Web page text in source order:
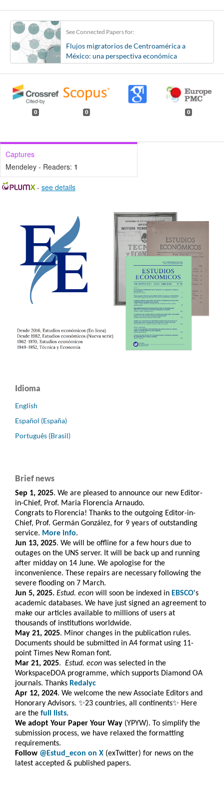
See Connected Papers for:
Flujos migratorios de Centroamérica a
México: una perspectiva económica
0 0 0
Captures
Mendeley - Readers: 1
- see details
Idioma
English
Español (España)
Português (Brasil)
Brief news
Sep 1, 2025. We are pleased to announce our new Editor-
in-Chief, Prof. Maria Florencia Arnaudo.
Congrats to Florencia! Thanks to the outgoing Editor-in-
Chief, Prof. Germán González, for 9 years of outstanding
service. More info.
Jun 13, 2025. We will be offline for a few hours due to
outages on the UNS server. It will be back up and running
after midday on 14 June. We apologise for the
inconvenience. These repairs are necessary following the
severe flooding on 7 March.
Jun 5, 2025. Estud. econ will soon be indexed in EBSCO's
academic databases. We have just signed an agreement to
make our articles available to millions of users at
thousands of institutions worldwide.
May 21, 2025. Minor changes in the publication rules.
Documents should be submitted in A4 format using 11-
point Times New Roman font.
Mar 21, 2025. Estud. econ was selected in the
WorkspaceDOA programme, which supports Diamond OA
journals. Thanks Redalyc
Apr 12, 2024. We welcome the new Associate Editors and
Honorary Advisors. ✨23 countries, all continents✨ Here
are the full lists.
We adopt Your Paper Your Way (YPYW). To simplify the
submission process, we have relaxed the formatting
requirements.
Follow @Estud_econ on X (exTwitter) for news on the
latest accepted & published papers.